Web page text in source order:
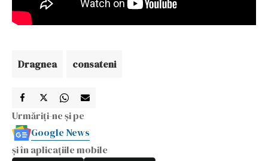
Dragnea consateni
Urmăriți-ne și pe
Google News
și în aplicațiile mobile